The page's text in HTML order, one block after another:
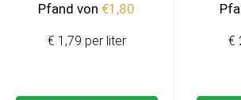
Pfand von €1,80
€ 1,79 per liter €